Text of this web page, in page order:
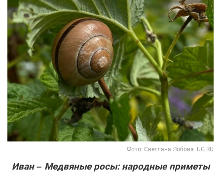
Фото: Светлана Лобова. UG.RU
Иван – Медвяные росы: народные приметы